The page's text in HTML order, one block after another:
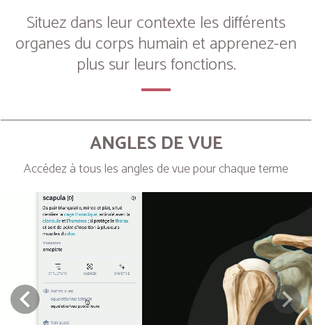
Situez dans leur contexte les différents
organes du corps humain et apprenez-en
plus sur leurs fonctions.
ANGLES DE VUE
Accédez à tous les angles de vue pour chaque terme